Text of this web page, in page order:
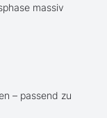
massiv
– passend zu